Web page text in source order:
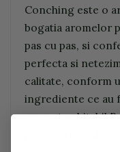
Conching este o
bogatia aromelor
pas cu pas, si
perfecta si
calitate, conform
ingrediente ce au
comert echitabil